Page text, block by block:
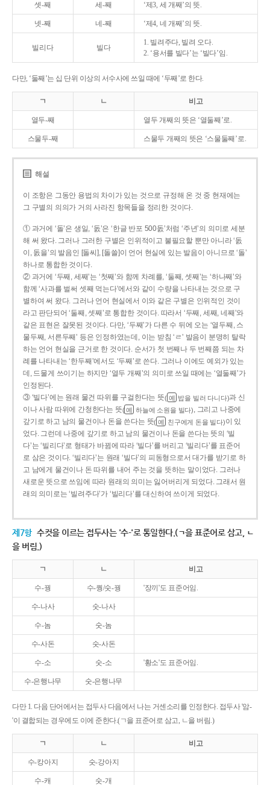
셋-째 세-째 ‘제3, 세 개째’의 뜻.
넷-째 네-째 ‘제4, 네 개째’의 뜻.
빌리다 빌다
1. 빌려주다, 빌려 오다.
2. ‘용서를 빌다’는 ‘빌다’임.
다만, ‘둘째’는 십 단위 이상의 서수사에 쓰일 때에 ‘두째’로 한다.
ㄱ ㄴ 비고
열두-째 열두 개째의 뜻은 ‘열둘째’로.
스물두-째 스물두 개째의 뜻은 ‘스물둘째’로.
해설
이 조항은 그동안 용법의 차이가 있는 것으로 규정해 온 것 중 현재에는
그 구별의 의의가 거의 사라진 항목들을 정리한 것이다.
① 과거에 ‘돌’은 생일, ‘돐’은 ‘한글 반포 500돐’처럼 ‘주년’의 의미로 세분
해 써 왔다. 그러나 그러한 구별은 인위적이고 불필요할 뿐만 아니라 ‘돐
이, 돐을’의 발음인 [돌씨], [돌쓸]이 언어 현실에 있는 발음이 아니므로 ‘돌’
하나로 통합한 것이다.
② 과거에 ‘두째, 세째’는 ‘첫째’와 함께 차례를, ‘둘째, 셋째’는 ‘하나째’와
함께 ‘사과를 벌써 셋째 먹는다’에서와 같이 수량을 나타내는 것으로 구
별하여 써 왔다. 그러나 언어 현실에서 이와 같은 구별은 인위적인 것이
라고 판단되어 ‘둘째, 셋째’로 통합한 것이다. 따라서 ‘두째, 세째, 네째’와
같은 표현은 잘못된 것이다. 다만, ‘두째’가 다른 수 뒤에 오는 ‘열두째, 스
물두째, 서른두째’ 등은 인정하였는데, 이는 받침 ‘ㄹ’ 발음이 분명히 탈락
하는 언어 현실을 근거로 한 것이다. 순서가 첫 번째나 두 번째쯤 되는 차
례를 나타내는 ‘한두째’에서도 ‘두째’로 쓴다. 그러나 이에도 예외가 있는
데, 드물게 쓰이기는 하지만 ‘열두 개째’의 의미로 쓰일 때에는 ‘열둘째’가
인정된다.
③ ‘빌다’에는 원래 물건 따위를 구걸한다는 뜻( 예 밥을 빌러 다니다)과 신
이나 사람 따위에 간청한다는 뜻( 예 하늘에 소원을 빌다), 그리고 나중에
갚기로 하고 남의 물건이나 돈을 쓴다는 뜻( 예 친구에게 돈을 빌다)이 있
었다. 그런데 나중에 갚기로 하고 남의 물건이나 돈을 쓴다는 뜻의 ‘빌
다’는 ‘빌리다’로 형태가 바뀜에 따라 ‘빌다’를 버리고 ‘빌리다’를 표준어
로 삼은 것이다. ‘빌리다’는 원래 ‘빌다’의 피동형으로서 대가를 받기로 하
고 남에게 물건이나 돈 따위를 내어 주는 것을 뜻하는 말이었다. 그러나
새로운 뜻으로 쓰임에 따라 원래의 의미는 잃어버리게 되었다. 그래서 원
래의 의미로는 ‘빌려주다’가 ‘빌리다’를 대신하여 쓰이게 되었다.
제7항 수컷을 이르는 접두사는 '수-'로 통일한다.(ㄱ을 표준어로 삼고, ㄴ
을 버림.)
ㄱ ㄴ 비고
수-꿩 수-퀑/숫-꿩 '장끼'도 표준어임.
수-나사 숫-나사
수-놈 숫-놈
수-사돈 숫-사돈
수-소 숫-소 '황소'도 표준어임.
수-은행나무 숫-은행나무
다만 1. 다음 단어에서는 접두사 다음에서 나는 거센소리를 인정한다. 접두사 '암-
'이 결합되는 경우에도 이에 준한다.(ㄱ을 표준어로 삼고, ㄴ을 버림.)
ㄱ ㄴ 비고
수-캉아지 숫-강아지
수-캐 숫-개